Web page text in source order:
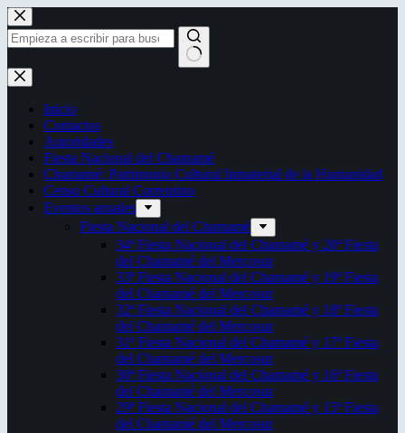
Saltar
al
contenido
Sin
resultados
Inicio
Contactos
Autoridades
Fiesta Nacional del Chamamé
Chamamé: Patrimonio Cultural Inmaterial de la Humanidad
Censo Cultural Correntino
Eventos anuales
Fiesta Nacional del Chamamé
34ª Fiesta Nacional del Chamamé y 20ª Fiesta
del Chamamé del Mercosur
33ª Fiesta Nacional del Chamamé y 19ª Fiesta
del Chamamé del Mercosur
32ª Fiesta Nacional del Chamamé y 18ª Fiesta
del Chamamé del Mercosur
31ª Fiesta Nacional del Chamamé y 17ª Fiesta
del Chamamé del Mercosur
30ª Fiesta Nacional del Chamamé y 16ª Fiesta
del Chamamé del Mercosur
29ª Fiesta Nacional del Chamamé y 15ª Fiesta
del Chamamé del Mercosur